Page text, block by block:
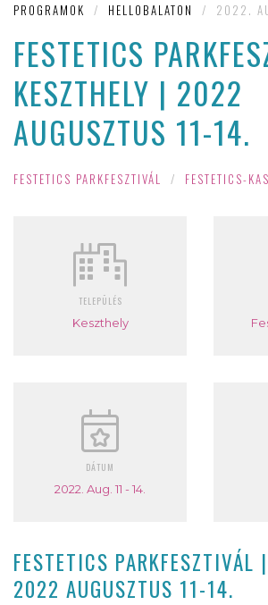
PROGRAMOK / HELLOBALATON / 2022.
FESTETICS
KESZTHELY | 2022
AUGUSZTUS 11-14.
FESTETICS PARKFESZTIVÁL / FESTETICS-
TELEPÜLÉS
Keszthely
DÁTUM
2022. Aug. 11 - 14.
FESTETICS PARKFESZTIVÁL
2022 AUGUSZTUS 11-14.